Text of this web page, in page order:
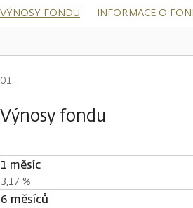
VÝNOSY FONDU INFORMACE O
Výnosy fondu
1 měsíc
3,17 %
6 měsíců